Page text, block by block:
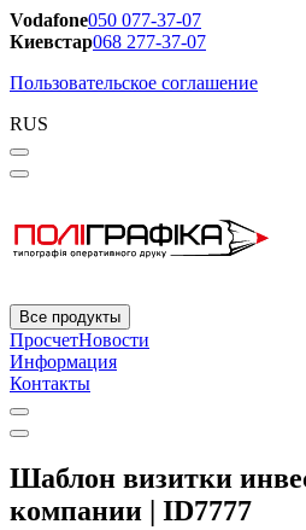
Vodafone050 077-37-07
Киевстар068 277-37-07
Пользовательское соглашение
RUS
Все продукты
ПросчетНовости
Информация
Контакты
Шаблон визитки
компании | ID7777